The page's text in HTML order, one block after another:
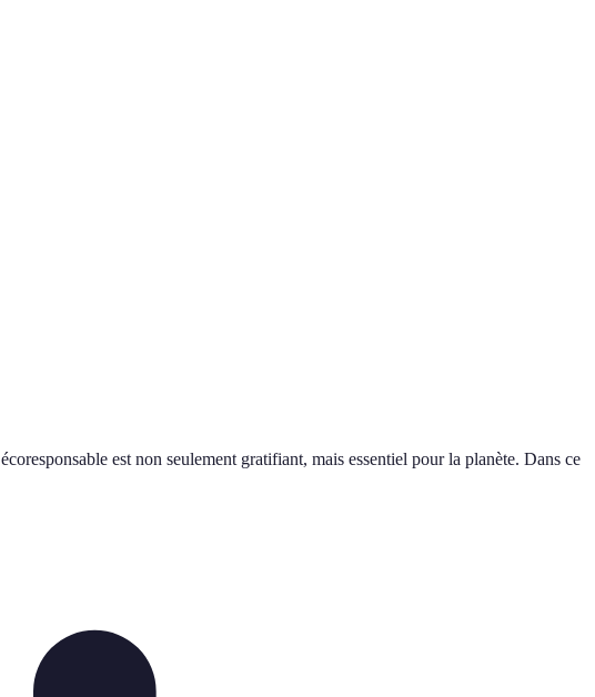
est non seulement gratifiant, mais essentiel pour la planète. Dans ce